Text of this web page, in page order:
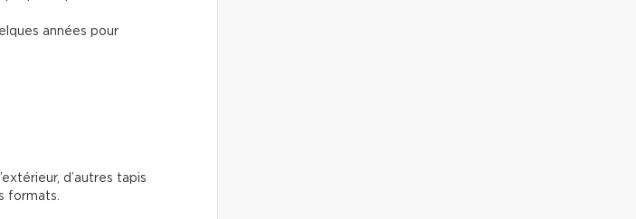
années pour
d’autres tapis
formats.